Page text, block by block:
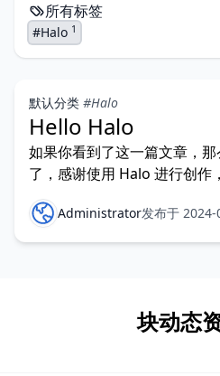
所有标签
#Halo 1
默认分类 #Halo
Hello Halo
如果你看到了这一篇文章，
了，感谢使用 Halo 进行创作
Administrator发布于
块动态